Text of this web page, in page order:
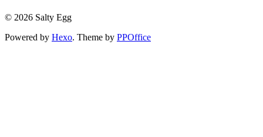
© 2026 Salty Egg
Powered by Hexo. Theme by PPOffice